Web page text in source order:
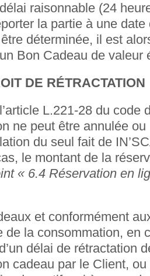
raisonnable (24
la partie à une
déterminée, il est
Bon Cadeau de valeur
DE RÉTRACTATION
L.221-28 du code
ne peut être annulée
du seul fait de
le montant de la
« 6.4 Réservation en
et conformément
de la consommation, en
délai de rétractation
cadeau par le Client,